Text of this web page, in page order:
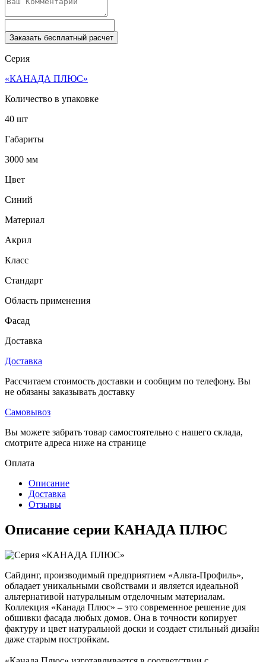
Заказать бесплатный расчет
Серия
«КАНАДА ПЛЮС»
Количество в упаковке
40 шт
Габариты
3000 мм
Цвет
Синий
Материал
Акрил
Класс
Стандарт
Область применения
Фасад
Доставка
Доставка
Рассчитаем стоимость доставки и сообщим по телефону. Вы
не обязаны заказывать доставку
Самовывоз
Вы можете забрать товар самостоятельно с нашего склада,
смотрите адреса ниже на странице
Оплата
Описание
Доставка
Отзывы
Описание серии КАНАДА ПЛЮС
Сайдинг, производимый предприятием «Альта-Профиль»,
обладает уникальными свойствами и является идеальной
альтернативой натуральным отделочным материалам.
Коллекция «Канада Плюс» – это современное решение для
обшивки фасада любых домов. Она в точности копирует
фактуру и цвет натуральной доски и создает стильный дизайн
даже старым постройкам.